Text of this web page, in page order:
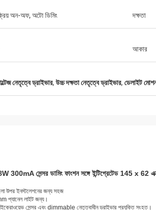
অন-অফ, অটো ডিমিং দক্ষতা
আকার
নেতৃত্বে ড্রাইভার, উচ্চ দক্ষতা নেতৃত্বে ড্রাইভার, ডেলাইট
300mA সেন্সর ডামিং ফাংশন সঙ্গে ইন্টিগ্রেটেড 145 x 62
উপর ইনস্টলেশনের জন্য সহজ
প্যানেল লাইট জন্য।
সেন্সর এবং dimmable নেতৃত্বাধীন ড্রাইভার প্রযুক্তি সংহত।